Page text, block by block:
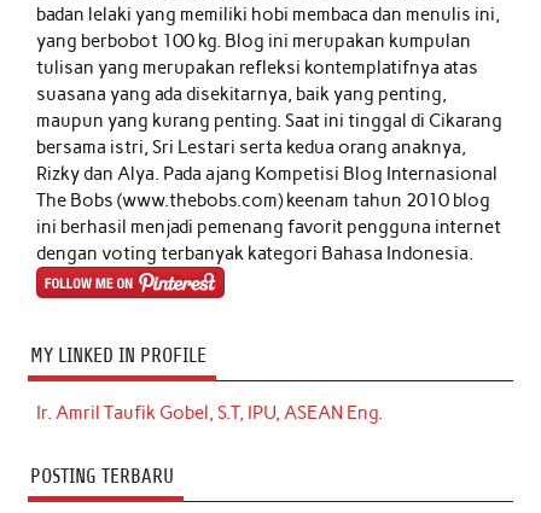
badan lelaki yang memiliki hobi membaca dan menulis ini,
yang berbobot 100 kg. Blog ini merupakan kumpulan
tulisan yang merupakan refleksi kontemplatifnya atas
suasana yang ada disekitarnya, baik yang penting,
maupun yang kurang penting. Saat ini tinggal di Cikarang
bersama istri, Sri Lestari serta kedua orang anaknya,
Rizky dan Alya. Pada ajang Kompetisi Blog Internasional
The Bobs (www.thebobs.com) keenam tahun 2010 blog
ini berhasil menjadi pemenang favorit pengguna internet
dengan voting terbanyak kategori Bahasa Indonesia.
MY LINKED IN PROFILE
Ir. Amril Taufik Gobel, S.T, IPU, ASEAN Eng.
POSTING TERBARU